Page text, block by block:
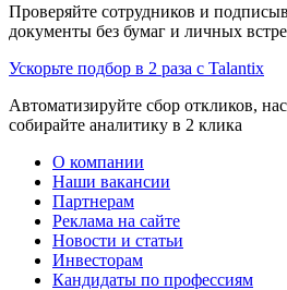
Проверяйте сотрудников и
документы без бумаг и личных
Ускорьте подбор в 2 раза с Talantix
Автоматизируйте сбор откликов,
собирайте аналитику в 2 клика
О компании
Наши вакансии
Партнерам
Реклама на сайте
Новости и статьи
Инвесторам
Кандидаты по профессиям